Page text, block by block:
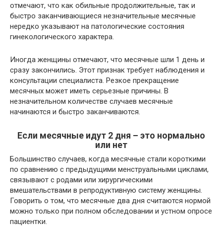
отмечают, что как обильные продолжительные, так и
быстро заканчивающиеся незначительные месячные
нередко указывают на патологические состояния
гинекологического характера.
Иногда женщины отмечают, что месячные шли 1 день и
сразу закончились. Этот признак требует наблюдения и
консультации специалиста. Резкое прекращение
месячных может иметь серьезные причины. В
незначительном количестве случаев месячные
начинаются и быстро заканчиваются.
Если месячные идут 2 дня – это нормально
или нет
Большинство случаев, когда месячные стали короткими
по сравнению с предыдущими менструальными циклами,
связывают с родами или хирургическими
вмешательствами в репродуктивную систему женщины.
Говорить о том, что месячные два дня считаются нормой
можно только при полном обследовании и устном опросе
пациентки.